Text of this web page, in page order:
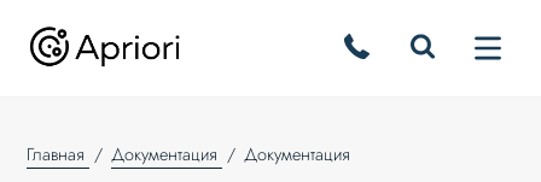
Главная Документация Документация